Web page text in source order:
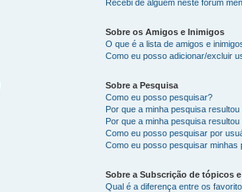
Recebi de alguém neste fórum
Sobre os Amigos e Inimigos
O que é a lista de amigos e
Como eu posso adicionar/excluir
Sobre a Pesquisa
Como eu posso pesquisar?
Por que a minha pesquisa
Por que a minha pesquisa
Como eu posso pesquisar por
Como eu posso pesquisar
Sobre a Subscrição de tópicos
Qual é a diferença entre os